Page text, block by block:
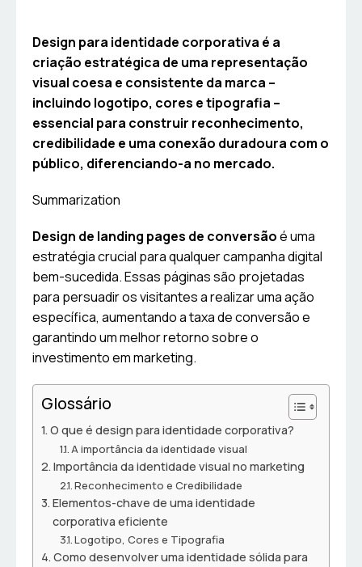
Design para identidade corporativa é a
criação estratégica de uma representação
visual coesa e consistente da marca –
incluindo logotipo, cores e tipografia –
essencial para construir reconhecimento,
credibilidade e uma conexão duradoura com o
público, diferenciando-a no mercado.
Summarization
Design de landing pages de conversãoé uma
estratégia crucial para qualquer campanha digital
bem-sucedida. Essas páginas são projetadas
para persuadir os visitantes a realizar uma ação
específica, aumentando a taxa de conversão e
garantindo um melhor retorno sobre o
investimento em marketing.
Glossário
O que é design para identidade corporativa?
A importância da identidade visual
Importância da identidade visual no marketing
Reconhecimento e Credibilidade
Elementos-chave de uma identidade
corporativa eficiente
Logotipo, Cores e Tipografia
Como desenvolver uma identidade sólida para